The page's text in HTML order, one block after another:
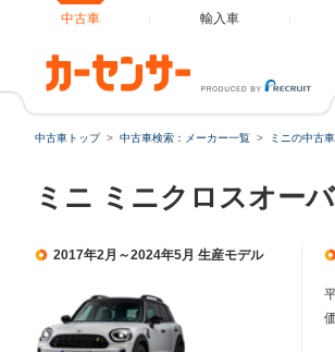
中古車 輸入車
中古車トップ 中古車検索：メーカー一覧 ミニの中古車
ミニ ミニクロスオー
2017年2月～2024年5月 生産モデル